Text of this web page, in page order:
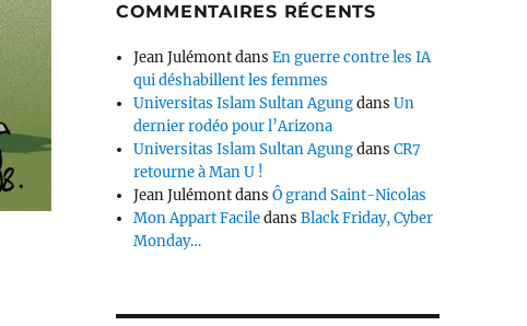
COMMENTAIRES RÉCENTS
Jean JulémontdansEn guerre contre les IA
qui déshabillent les femmes
Universitas Islam Sultan AgungdansUn
dernier rodéo pour l’Arizona
Universitas Islam Sultan AgungdansCR7
retourne à Man U !
Jean JulémontdansÔ grand Saint-Nicolas
Mon Appart FaciledansBlack Friday, Cyber
Monday…